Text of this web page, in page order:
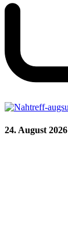
24. August 2026